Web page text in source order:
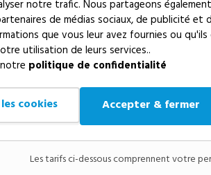
notre trafic. Nous partageons
de médias sociaux, de publicité et
que vous leur avez fournies ou
utilisation de leurs services..
politique de confidentialité
cookies Accepter & fermer
Siddep > Objets publicitaires > PARAPLUIE AVEC
PARAPLUIE AVEC
Les tarifs ci-dessous comprennent votre